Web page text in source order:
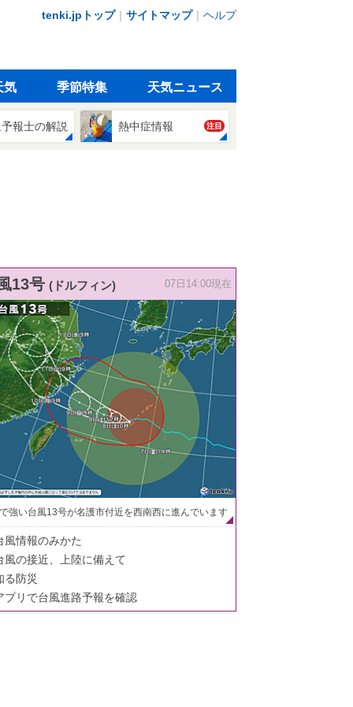
tenki.jpトップ｜ サイトマップ｜ ヘルプ
気 季節特集 天気ニュース
報士の解説 熱中症情報 注目
13号 (ドルフィン) 07日14:00現在
強い台風13号が名護市付近を西南西に進んでいます
風情報のみかた
風の接近、上陸に備えて
る防災
プリで台風進路予報を確認